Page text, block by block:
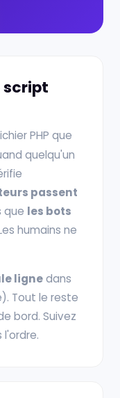
script
PHP que
quelqu'un
passent
que les bots
humains ne
lignedans
Tout le reste
bord. Suivez